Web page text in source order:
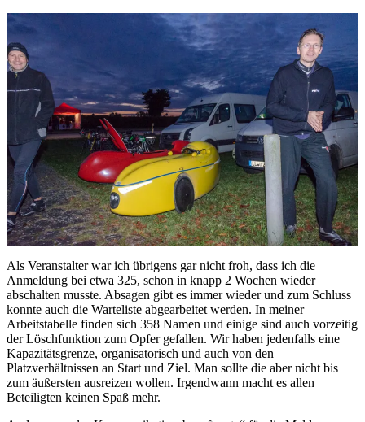
Als Veranstalter war ich übrigens gar nicht froh, dass ich die
Anmeldung bei etwa 325, schon in knapp 2 Wochen wieder
abschalten musste. Absagen gibt es immer wieder und zum Schluss
konnte auch die Warteliste abgearbeitet werden. In meiner
Arbeitstabelle finden sich 358 Namen und einige sind auch vorzeitig
der Löschfunktion zum Opfer gefallen. Wir haben jedenfalls eine
Kapazitätsgrenze, organisatorisch und auch von den
Platzverhältnissen an Start und Ziel. Man sollte die aber nicht bis
zum äußersten ausreizen wollen. Irgendwann macht es allen
Beteiligten keinen Spaß mehr.